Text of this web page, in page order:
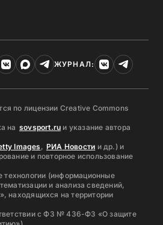
ЖУРНАЛ:
по лицензии Creative Commons
на sovsport.ru и указание автора
Images, РИА Новости и др.) и
и повторное использование
(информационные
и анализа сведений,
находящихся на территории
с ФЗ № 436-ФЗ «О защите